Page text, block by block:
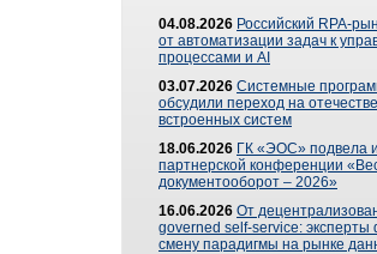
04.08.2026 Российский RPA-
от автоматизации задач к
процессами и AI
03.07.2026 Системные
обсудили переход на
встроенных систем
18.06.2026 ГК «ЭОС» подвела
партнерской конференции
документооборот – 2026»
16.06.2026 От
governed self-service: эксперты
смену парадигмы на рынке